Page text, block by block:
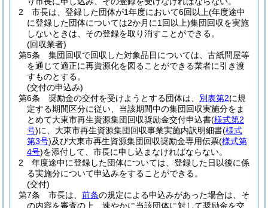
2
市長は、登録した団体が1年度において6回以上(年度途中
に登録した団体については2か月に1回以上)集団回収を実施
しないときは、その登録を取り消すことができる。
(回収業者)
第5条
集団回収で回収した対象品目については、古紙問屋等
を通じて適正に再資源化を図ることができる業者に引き渡
すものとする。
(交付の申込み)
第6条
奨励金の交付を受けようとする団体は、 別表第2に規
定する期間区分に従い、当該期間中の集団回収実施分をま
とめて大東市再生資源集団回収奨励金交付申込書(様式第2
号)に、大東市再生資源集団回収事業実施内訳明細書(様式
第3号)及び大東市再生資源集団回収奨励金専用伝票(様式第
4号)を添付して、市長に申し込まなければならない。
2
年度途中に登録した団体については、登録した日以後に係
る実施分について申込みをすることができる。
(交付)
第7条
市長は、 前条の規定による申込みがあった場合は、そ
の内容を審査の上、速やかに当該団体に対して奨励金を交